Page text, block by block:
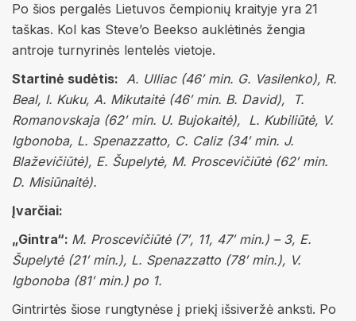
Po šios pergalės Lietuvos čempionių kraityje yra 21
taškas. Kol kas Steve’o Beekso auklėtinės žengia
antroje turnyrinės lentelės vietoje.
Startinė sudėtis: A. Ulliac (46′ min. G. Vasilenko), R.
Beal, I. Kuku, A. Mikutaitė (46′ min. B. David), T.
Romanovskaja (62′ min. U. Bujokaitė), L. Kubiliūtė, V.
Igbonoba, L. Spenazzatto, C. Caliz (34′ min. J.
Blaževičiūtė), E. Šupelytė, M. Proscevičiūtė (62′ min.
D. Misiūnaitė).
Įvarčiai:
„Gintra“: M. Proscevičiūtė (7′, 11, 47′ min.) – 3, E.
Šupelytė (21′ min.), L. Spenazzatto (78′ min.), V.
Igbonoba (81′ min.) po 1.
Gintrirtės šiose rungtynėse į priekį išsiveržė anksti. Po